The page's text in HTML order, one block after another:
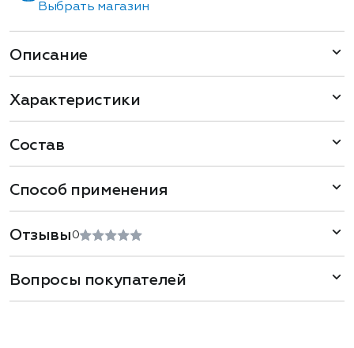
Выбрать магазин
Описание
Характеристики
Состав
Способ применения
Отзывы 0
Вопросы покупателей